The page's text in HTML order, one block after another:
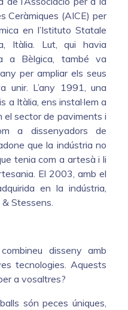
Ceràmiques (AICE) per
en l’Istituto Statale
Itàlia. Lut, qui havia
a Bèlgica, també va
per ampliar els seus
unir. L’any 1991, una
a Itàlia, ens instal·lem a
el sector de paviments i
a dissenyadors de
que la indústria no
tenia com a artesà i li
El 2003, amb el
en la indústria,
Stessens.
disseny amb
tecnologies. Aquests
a vosaltres?
són peces úniques,